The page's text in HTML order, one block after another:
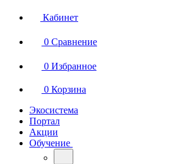
Кабинет
0 Сравнение
0 Избранное
0 Корзина
Экосистема
Портал
Акции
Обучение